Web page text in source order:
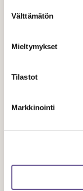
valinta
Välttämätön
Mieltymykset
Tilastot
Markkinointi
_gat